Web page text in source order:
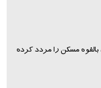
مسکن را مردد کرده